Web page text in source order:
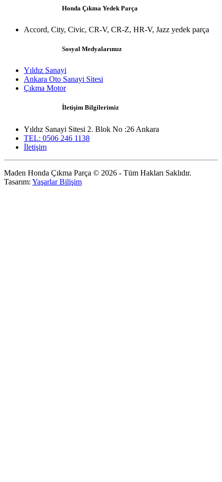
Honda Çıkma Yedek Parça
Accord, City, Civic, CR-V, CR-Z, HR-V, Jazz yedek parça
Sosyal Medyalarımız
Yıldız Sanayi
Ankara Oto Sanayi Sitesi
Çıkma Motor
İletişim Bilgilerimiz
Yıldız Sanayi Sitesi 2. Blok No :26 Ankara
TEL: 0506 246 1138
İletişim
Maden Honda Çıkma Parça © 2026 - Tüm Hakları Saklıdır.
Tasarım: Yaşarlar Bilişim